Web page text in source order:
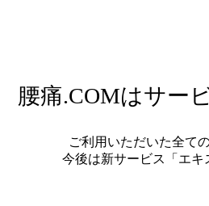
腰痛.COMはサー
ご利用いただいた全て
今後は新サービス「エ